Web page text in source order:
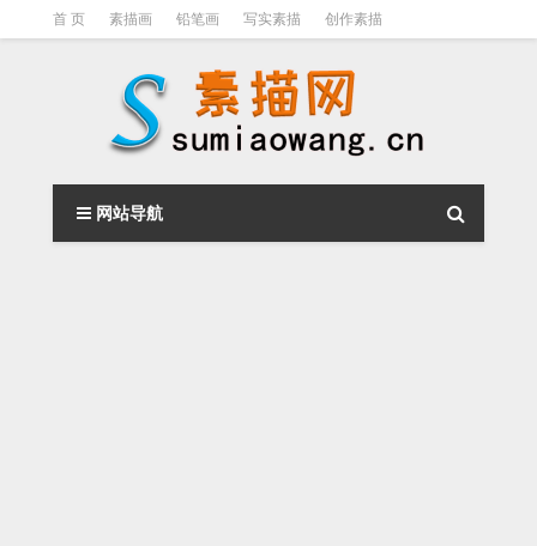
首 页 素描画 铅笔画 写实素描 创作素描
素描视频教程
网站导航